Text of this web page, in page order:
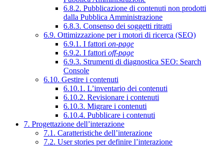
6.8.2. Pubblicazione di contenuti non prodotti
dalla Pubblica Amministrazione
6.8.3. Consenso dei soggetti ritratti
6.9. Ottimizzazione per i motori di ricerca (SEO)
6.9.1. I fattori on-page
6.9.2. I fattori off-page
6.9.3. Strumenti di diagnostica SEO: Search
Console
6.10. Gestire i contenuti
6.10.1. L’inventario dei contenuti
6.10.2. Revisionare i contenuti
6.10.3. Migrare i contenuti
6.10.4. Pubblicare i contenuti
7. Progettazione dell’interazione
7.1. Caratteristiche dell’interazione
7.2. User stories per definire l’interazione